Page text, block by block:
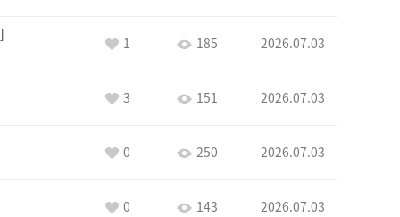
1 185 2026.07.03
3 151 2026.07.03
0 250 2026.07.03
0 143 2026.07.03